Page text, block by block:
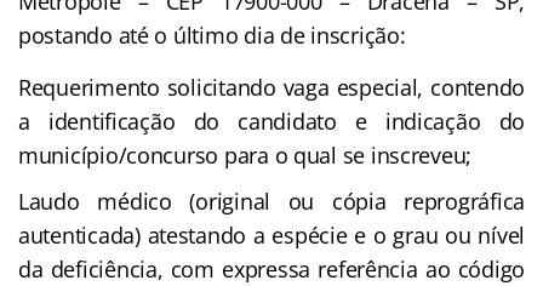
postando até o último dia de inscrição:
Requerimento solicitando vaga especial, contendo
a identificação do candidato e indicação do
município/concurso para o qual se inscreveu;
Laudo médico (original ou cópia reprográfica
autenticada) atestando a espécie e o grau ou nível
da deficiência, com expressa referência ao código